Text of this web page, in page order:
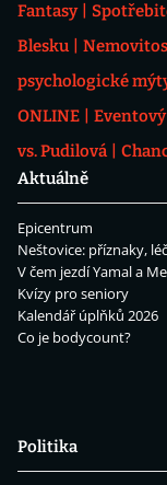
Fantasy
Blesku
psychologické
ONLINE
vs. Pudilová
Aktuálně
Epicentrum
Neštovice: příznaky,
V čem jezdí Yamal a
Kvízy pro seniory
Kalendář úplňků 2026
Co je bodycount?
Politika